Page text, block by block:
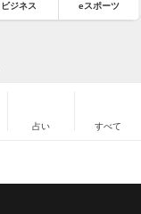
ビジネス eスポーツ
占い すべて